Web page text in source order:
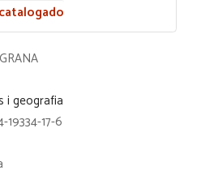
i geografia
19334-17-6